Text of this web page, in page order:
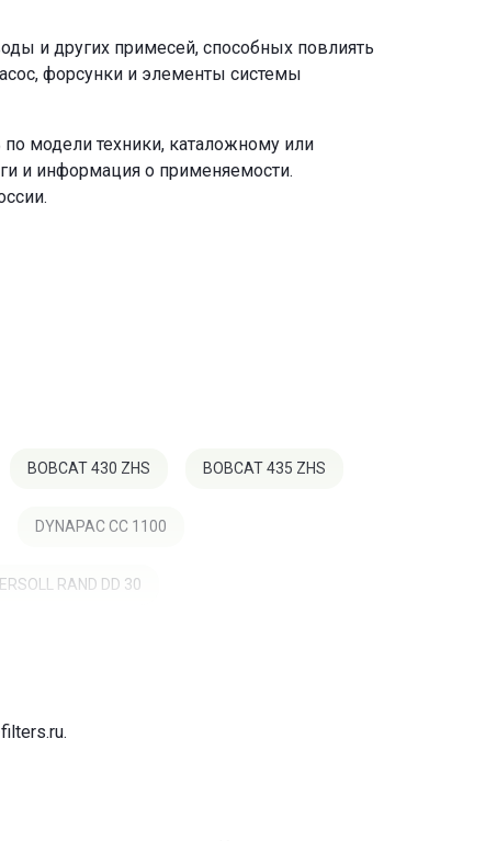
и других примесей, способных повлиять
форсунки и элементы системы
по модели техники, каталожному или
и информация о применяемости.
BOBCAT 430 ZHS BOBCAT 435 ZHS
DYNAPAC CC 1100
RAND DD 30
.